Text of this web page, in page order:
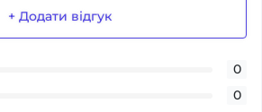
+ Додати відгук
0
0